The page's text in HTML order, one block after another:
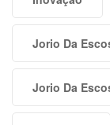
Jorio Da
Jorio Da